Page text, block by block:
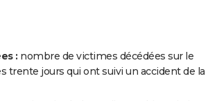
: nombre de victimes décédées sur le
trente jours qui ont suivi un accident de la